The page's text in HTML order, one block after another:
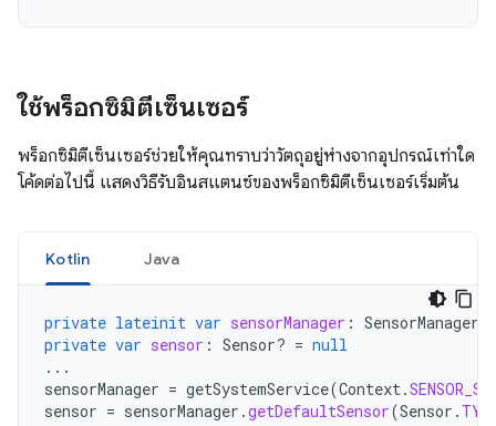
ใช้พร็อกซิมิตีเซ็นเซอร์
พร็อกซิมิตีเซ็นเซอร์ช่วยให้คุณทราบว่าวัตถุอยู่ห่างจากอุปกรณ์เท่าใด
โค้ดต่อไปนี้ แสดงวิธีรับอินสแตนซ์ของพร็อกซิมิตีเซ็นเซอร์เริ่มต้น
Kotlin Java
private lateinit var sensorManager : SensorManager
private var sensor : Sensor? = null
...
sensorManager = getSystemService(Context.
sensor = sensorManager .getDefaultSensor(Sensor .